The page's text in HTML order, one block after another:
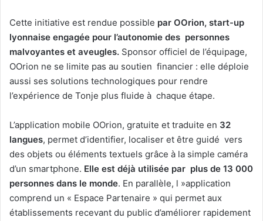
Cette initiative est rendue possible par OOrion, start-up
lyonnaise engagée pour l’autonomie des personnes
malvoyantes et aveugles. Sponsor officiel de l’équipage,
OOrion ne se limite pas au soutien financier : elle déploie
aussi ses solutions technologiques pour rendre
l’expérience de Tonje plus fluide à chaque étape.
L’application mobile OOrion, gratuite et traduite en 32
langues, permet d’identifier, localiser et être guidé vers
des objets ou éléments textuels grâce à la simple caméra
d’un smartphone. Elle est déjà utilisée par plus de 13 000
personnes dans le monde. En parallèle, l »application
comprend un « Espace Partenaire » qui permet aux
établissements recevant du public d’améliorer rapidement